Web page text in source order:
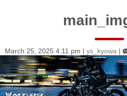
March 25, 2025 4:11 pm ys_kyowa